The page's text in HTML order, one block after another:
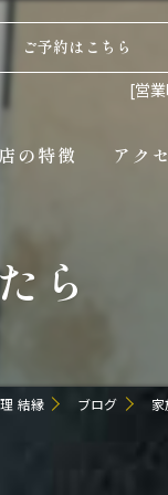
ご予約はこちら
[営
の特徴
ス
家
アク
ら
結縁 ブログ